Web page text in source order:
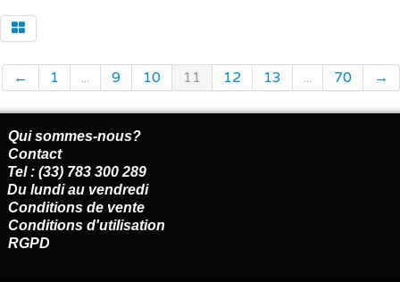
← 1 ... 9 10 11 12 13 ... 70 →
Qui sommes-nous?
Contact
Tel : (33) 783 300 289
Du lundi au vendredi
Conditions de vente
Conditions d'utilisation
RGPD